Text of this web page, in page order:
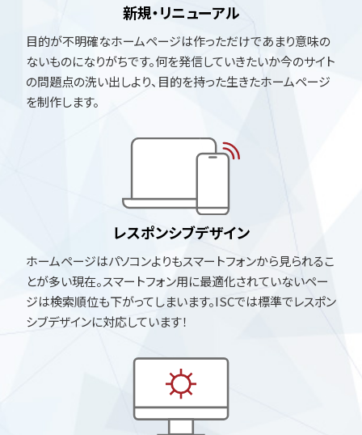
新規・リニューアル
目的が不明確なホームページは作っただけであまり意味の
ないものになりがちです。何を発信していきたいか今のサイト
の問題点の洗い出しより、目的を持った生きたホームページ
を制作します。
レスポンシブデザイン
ホームページはパソコンよりもスマートフォンから見られるこ
とが多い現在。スマートフォン用に最適化されていないペー
ジは検索順位も下がってしまいます。ISCでは標準でレスポン
シブデザインに対応しています！